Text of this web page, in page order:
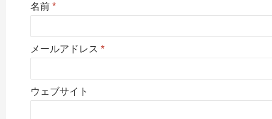
名前 *
メールアドレス *
ウェブサイト